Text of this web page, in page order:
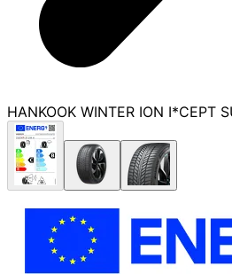
HANKOOK WINTER ION I*CEPT